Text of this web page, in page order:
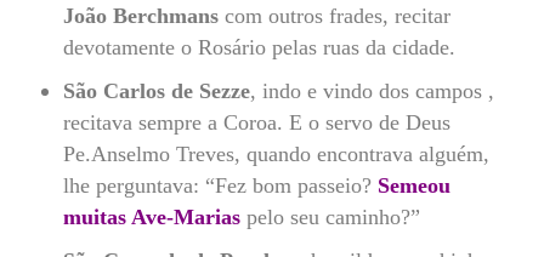
João Berchmans com outros frades, recitar
devotamente o Rosário pelas ruas da cidade.
São Carlos de Sezze, indo e vindo dos campos ,
recitava sempre a Coroa. E o servo de Deus
Pe.Anselmo Treves, quando encontrava alguém,
lhe perguntava: “Fez bom passeio? Semeou
muitas Ave-Marias pelo seu caminho?”